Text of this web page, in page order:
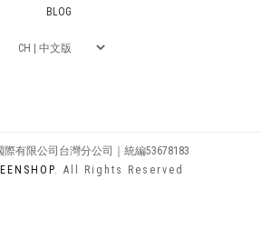
BLOG
有限公司台灣分公司｜統編53678183
. All Rights Reserved